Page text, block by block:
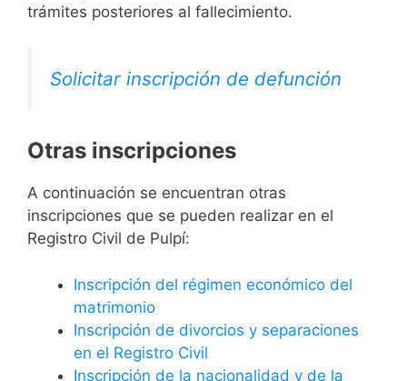
trámites posteriores al fallecimiento.
Solicitar inscripción de defunción
Otras inscripciones
A continuación se encuentran otras
inscripciones que se pueden realizar en el
Registro Civil de Pulpí:
Inscripción del régimen económico del
matrimonio
Inscripción de divorcios y separaciones
en el Registro Civil
Inscripción de la nacionalidad y de la